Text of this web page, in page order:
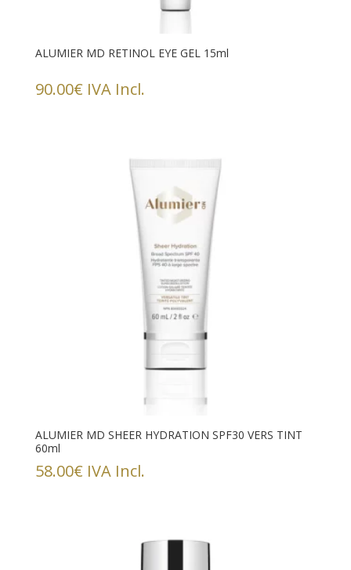
ALUMIER MD RETINOL EYE GEL 15ml
90.00€ IVA Incl.
ALUMIER MD SHEER HYDRATION SPF30 VERS TINT
60ml
58.00€ IVA Incl.